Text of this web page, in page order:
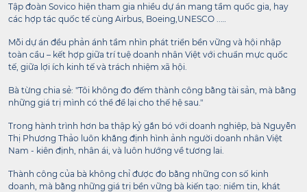
Tập đoàn Sovico hiện tham gia nhiều dự án mang tầm quốc gia, hay
các hợp tác quốc tế cùng Airbus, Boeing,UNESCO ..…
Mỗi dự án đều phản ánh tầm nhìn phát triển bền vững và hội nhập
toàn cầu – kết hợp giữa trí tuệ doanh nhân Việt với chuẩn mực quốc
tế, giữa lợi ích kinh tế và trách nhiệm xã hội.
Bà từng chia sẻ: "Tôi không đo đếm thành công bằng tài sản, mà bằng
những giá trị mình có thể để lại cho thế hệ sau."
Trong hành trình hơn ba thập kỷ gắn bó với doanh nghiệp, bà Nguyễn
Thị Phương Thảo luôn khẳng định hình ảnh người doanh nhân Việt
Nam - kiên định, nhân ái, và luôn hướng về tương lai.
Thành công của bà không chỉ được đo bằng những con số kinh
doanh, mà bằng những giá trị bền vững bà kiến tạo: niềm tin, khát